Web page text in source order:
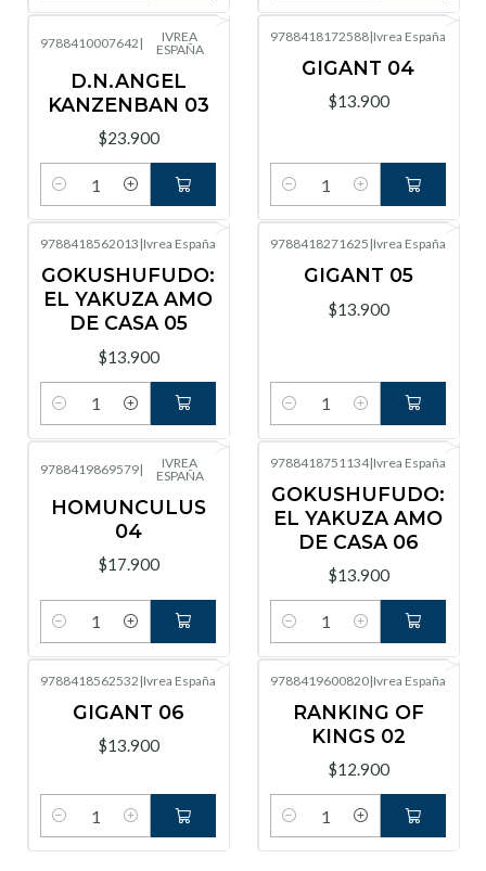
9788410007642 |
IVREA
ESPAÑA
D.N.ANGEL
KANZENBAN 03
$23.900
Cantidad
9788418172588|Ivrea España
GIGANT 04
$13.900
Cantidad
9788418562013 |Ivrea España
GOKUSHUFUDO:
EL YAKUZA AMO
DE CASA 05
$13.900
Cantidad
9788418271625 |Ivrea España
GIGANT 05
$13.900
Cantidad
9788419869579|
IVREA
ESPAÑA
HOMUNCULUS
04
$17.900
Cantidad
9788418751134|Ivrea España
GOKUSHUFUDO:
EL YAKUZA AMO
DE CASA 06
$13.900
Cantidad
9788418562532 |Ivrea España
GIGANT 06
$13.900
Cantidad
9788419600820|Ivrea España
RANKING OF
KINGS 02
$12.900
Cantidad